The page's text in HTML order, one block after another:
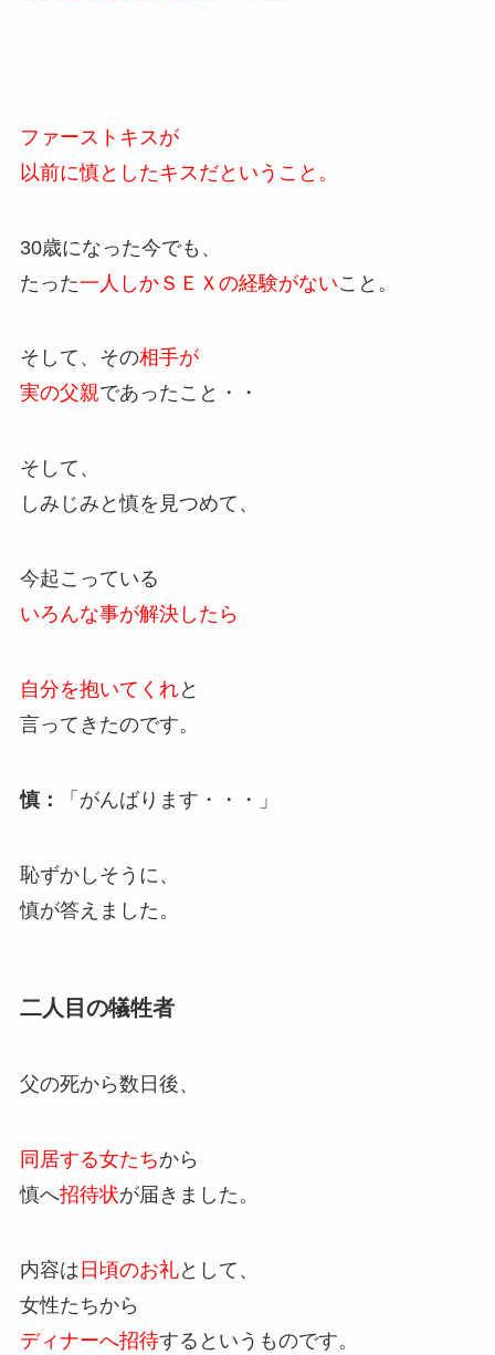
ファーストキスが
以前に慎としたキスだということ。
30歳になった今でも、
たった一人しかＳＥＸの経験がないこと。
そして、その相手が
実の父親であったこと・・
そして、
しみじみと慎を見つめて、
今起こっている
いろんな事が解決したら
自分を抱いてくれと
言ってきたのです。
慎： 「がんばります・・・」
恥ずかしそうに、
慎が答えました。
二人目の犠牲者
父の死から数日後、
同居する女たちから
慎へ招待状が届きました。
内容は 日頃のお礼として、
女性たちから
ディナーへ招待するというものです。